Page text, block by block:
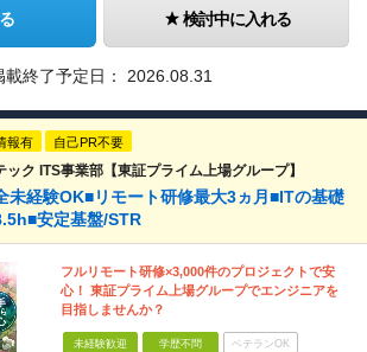
検討中に入れる
載終了予定日： 2026.08.31
報有 自己PR不要
ク ITS事業部【東証プライム上場グループ】
未経験OK■リモート研修最大3ヵ月■ITの基礎
安定基盤/STR
フルリモート研修×3,000件のプロジェクトで安
心！ 東証プライム上場グループでエンジニアを
目指しませんか？
未経験歓迎 学歴不問 ベテランOK